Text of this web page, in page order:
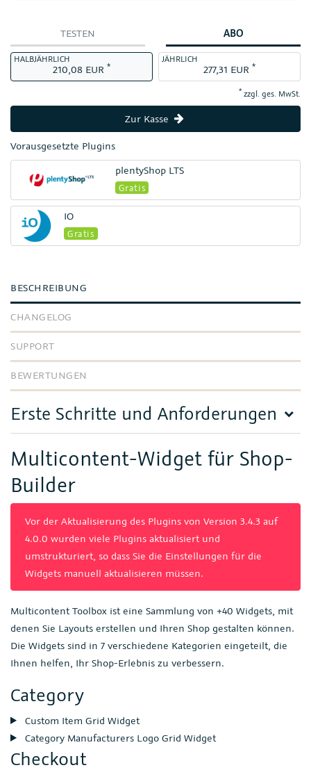
TESTEN ABO
HALBJÄHRLICH
210,08 EUR *
JÄHRLICH
277,31 EUR *
* zzgl. ges. MwSt.
Zur Kasse
Vorausgesetzte Plugins
plentyShop LTS
Gratis
IO
Gratis
BESCHREIBUNG
CHANGELOG
SUPPORT
BEWERTUNGEN
Erste Schritte und Anforderungen
Multicontent-Widget für Shop-
Builder
Vor der Aktualisierung des Plugins von Version 3.4.3 auf
4.0.0 wurden viele Plugins aktualisiert und
umstrukturiert, so dass Sie die Einstellungen für die
Widgets manuell aktualisieren müssen.
Multicontent Toolbox ist eine Sammlung von +40 Widgets, mit
denen Sie Layouts erstellen und Ihren Shop gestalten können.
Die Widgets sind in 7 verschiedene Kategorien eingeteilt, die
Ihnen helfen, Ihr Shop-Erlebnis zu verbessern.
Category
Custom Item Grid Widget
Category Manufacturers Logo Grid Widget
Checkout